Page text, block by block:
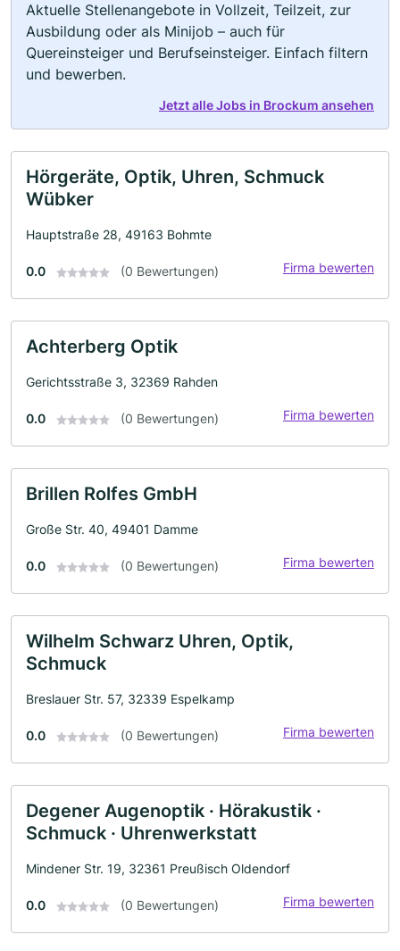
Aktuelle Stellenangebote in Vollzeit, Teilzeit, zur
Ausbildung oder als Minijob – auch für
Quereinsteiger und Berufseinsteiger. Einfach filtern
und bewerben.
Jetzt alle Jobs in Brockum ansehen
Hörgeräte, Optik, Uhren, Schmuck
Wübker
Hauptstraße 28, 49163 Bohmte
0.0 (0 Bewertungen) Firma bewerten
Achterberg Optik
Gerichtsstraße 3, 32369 Rahden
0.0 (0 Bewertungen) Firma bewerten
Brillen Rolfes GmbH
Große Str. 40, 49401 Damme
0.0 (0 Bewertungen) Firma bewerten
Wilhelm Schwarz Uhren, Optik,
Schmuck
Breslauer Str. 57, 32339 Espelkamp
0.0 (0 Bewertungen) Firma bewerten
Degener Augenoptik · Hörakustik ·
Schmuck · Uhrenwerkstatt
Mindener Str. 19, 32361 Preußisch Oldendorf
0.0 (0 Bewertungen) Firma bewerten